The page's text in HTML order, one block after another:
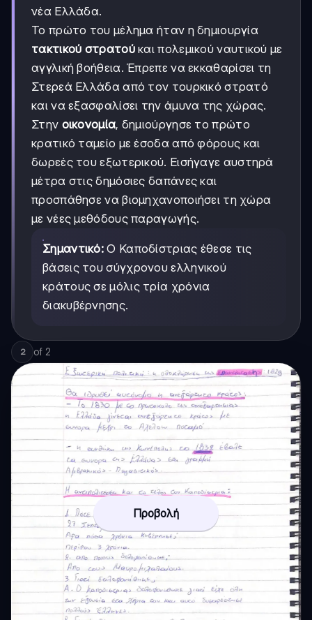
νέα Ελλάδα.
Το πρώτο του μέλημα ήταν η δημιουργία
τακτικού στρατούκαι πολεμικού ναυτικού με
αγγλική βοήθεια. Έπρεπε να εκκαθαρίσει τη
Στερεά Ελλάδα από τον τουρκικό στρατό
και να εξασφαλίσει την άμυνα της χώρας.
Στην οικονομία, δημιούργησε το πρώτο
κρατικό ταμείο με έσοδα από φόρους και
δωρεές του εξωτερικού. Εισήγαγε αυστηρά
μέτρα στις δημόσιες δαπάνες και
προσπάθησε να βιομηχανοποιήσει τη χώρα
με νέες μεθόδους παραγωγής.
Σημαντικό: Ο Καποδίστριας έθεσε τις
βάσεις του σύγχρονου ελληνικού
κράτους σε μόλις τρία χρόνια
διακυβέρνησης.
2 of 2
Προβολή